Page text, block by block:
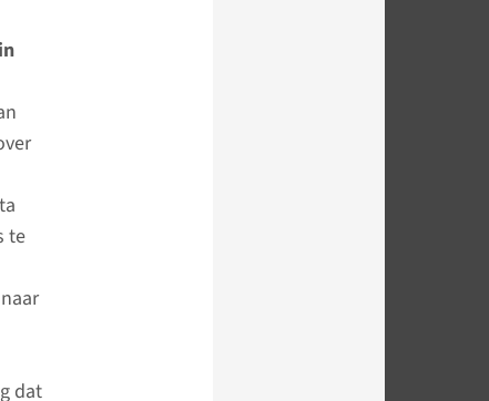
te
dat